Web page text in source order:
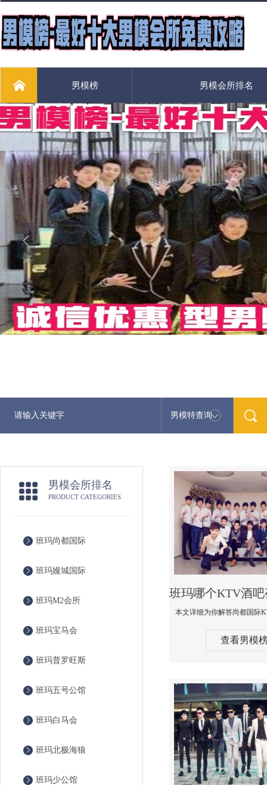
男模榜 男模会所排名
男模特查询 最新男
男模会所排名
PRODUCT CATEGORIES
班玛尚都国际
班玛嫚城国际
班玛M2会所
班玛宝马会
班玛普罗旺斯
班玛五号公馆
班玛白马会
班玛北极海狼
班玛少公馆
查看男模